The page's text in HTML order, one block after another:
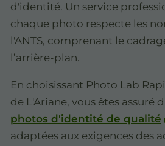
d'identité. Un service
chaque photo respecte les
l'ANTS, comprenant le
l’arrière-plan.
En choisissant Photo Lab
de L'Ariane, vous êtes assuré
photos d'identité de qualité
adaptées aux exigences des